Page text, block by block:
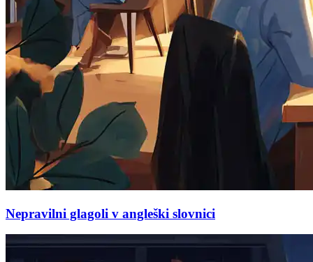
Nepravilni glagoli v angleški slovnici